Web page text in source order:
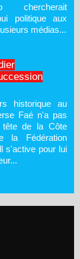
chercherait
politique aux
médias...
historique au
Faé n'a pas
de la Côte
la Fédération
s'active pour lui